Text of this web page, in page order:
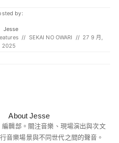
by:
Jesse
// SEKAI NO OWARI // 27 9 月,
2025
About Jesse
編輯部。關注音樂、現場演出與次文
音樂場景與不同世代之間的聲音。